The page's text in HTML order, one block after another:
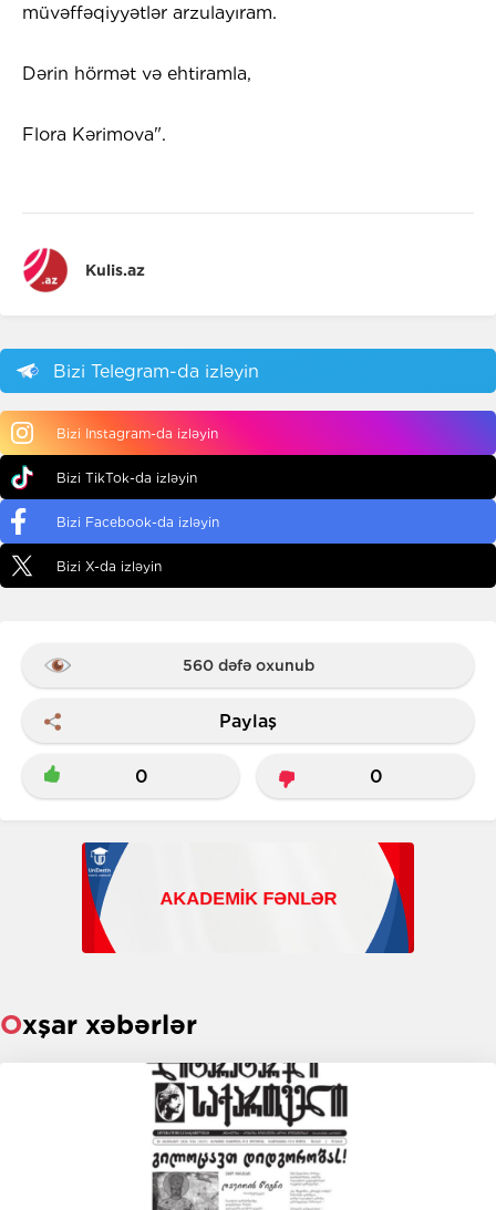
müvəffəqiyyətlər arzulayıram.
Dərin hörmət və ehtiramla,
Flora Kərimova".
Kulis.az
Bizi Telegram-da izləyin
Bizi Instagram-da izləyin
Bizi TikTok-da izləyin
Bizi Facebook-da izləyin
Bizi X-da izləyin
560 dəfə oxunub
Paylaş
0 0
Oxşar xəbərlər